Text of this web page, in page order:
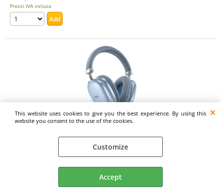
This website uses cookies to give you the best experience. By using this
website you consent to the use of the cookies.
Customize
Accept
Prezzi IVA inclusa
Cuffie bluetooth senza fili HOCO W35 Max sky blue
Cuffie Bluetooth portatili — HOCO W35 Max. Offrono un